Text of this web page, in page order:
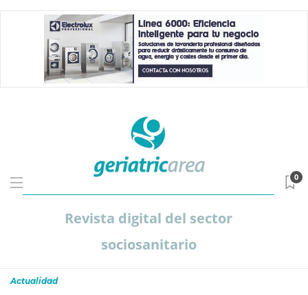
Revista digital del sector
sociosanitario
0
Actualidad